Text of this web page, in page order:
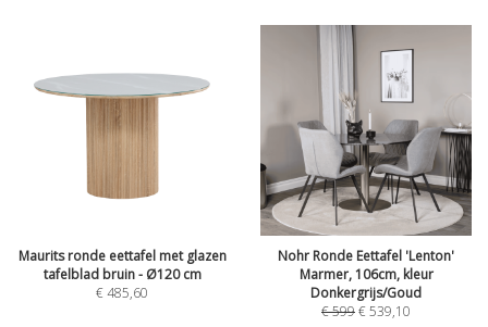
Maurits ronde eettafel met glazen
tafelblad bruin - Ø120 cm
€485,60
Nohr Ronde Eettafel 'Lenton'
Marmer, 106cm, kleur
Donkergrijs/Goud
€599€539,10